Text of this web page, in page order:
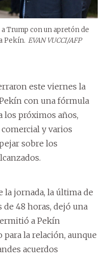
Trump con un apretón de
Pekín. EVAN VUCCI/AFP
este viernes la
con una fórmula
los próximos años,
y varios
sobre los
la jornada, la última de
48 horas, dejó una
a Pekín
la relación, aunque
acuerdos